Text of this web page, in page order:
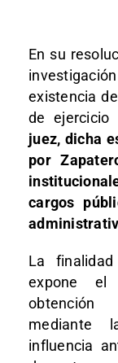
En su
existencia
de ejercicio
juez, dicha
por
cargos
La
expone el
obtención
mediante
influencia